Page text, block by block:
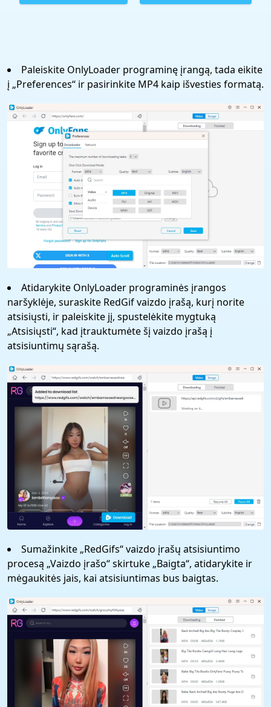
Paleiskite OnlyLoader programinę įrangą, tada eikite
į „Preferences“ ir pasirinkite MP4 kaip išvesties formatą.
Atidarykite OnlyLoader programinės įrangos
naršyklėje, suraskite RedGif vaizdo įrašą, kurį norite
atsisiųsti, ir paleiskite jį, spustelėkite mygtuką
„Atsisiųsti“, kad įtrauktumėte šį vaizdo įrašą į
atsisiuntimų sąrašą.
Sumažinkite „RedGifs“ vaizdo įrašų atsisiuntimo
procesą „Vaizdo įrašo“ skirtuke „Baigta“, atidarykite ir
mėgaukitės jais, kai atsisiuntimas bus baigtas.